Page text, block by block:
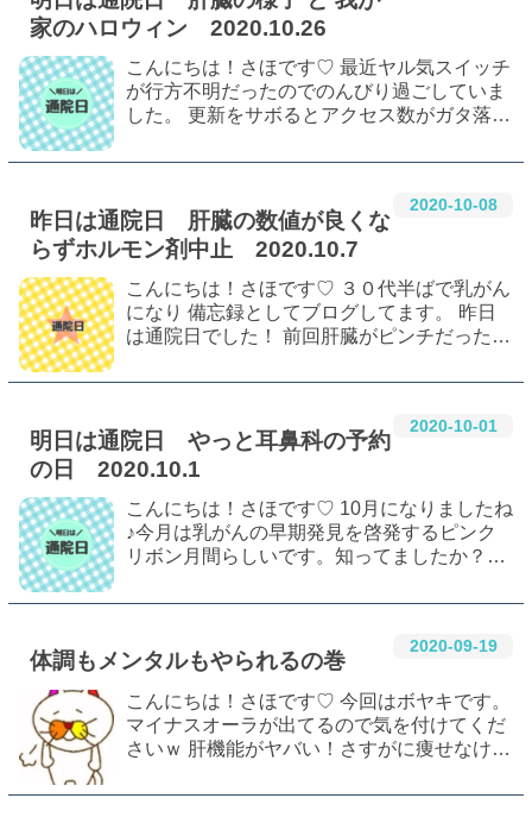
家のハロウィン 2020.10.26
こんにちは！さほです♡ 最近ヤル気スイッチ
が行方不明だったのでのんびり過ごしていま
した。 更新をサボるとアクセス数がガタ落ち
の様子を診てもらいます。 前回肝臓の数値が
# 乳癌 # 乳がん # 乳がんサバイバー
# 若年性乳がん # ホルモン治療
# トリプルポジティブ # ハロウィン
# １００均
2020-10-08
昨日は通院日 肝臓の数値が良くな
らずホルモン剤中止 2020.10.7
こんにちは！さほです♡ ３０代半ばで乳がん
になり 備忘録としてブログしてます。 昨日
は通院日でした！ 前回肝臓がピンチだったの
はこちら。 改善したかどうか確認しに行って
2020-10-01
明日は通院日 やっと耳鼻科の予約
の日 2020.10.1
こんにちは！さほです♡ 10月になりましたね
♪今月は乳がんの早期発見を啓発するピンク
リボン月間らしいです。知ってましたか？？
院日。 乳腺科ではなくて耳鼻科の、です。
っ…
2020-09-19
体調もメンタルもやられるの巻
こんにちは！さほです♡ 今回はボヤキです。
マイナスオーラが出てるので気を付けてくだ
さいｗ 肝機能がヤバい！さすがに痩せなけれ
したんですが、いきなり動いたせいかふくら